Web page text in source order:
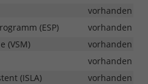
vorhanden
(ESP)
vorhanden
(VSM)
vorhanden
vorhanden
(ISLA)
vorhanden